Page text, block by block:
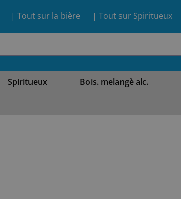
| Tout sur la bière | Tout sur Spiritueux
Spiritueux Bois. melangè alc.